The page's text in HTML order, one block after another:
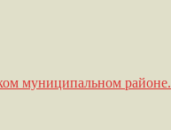
муниципальном районе.